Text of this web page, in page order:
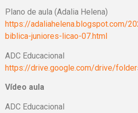
Plano de aula (Adalia Helena)
https://adaliahelena.blogspot.com/
biblica-juniores-licao-07.html
ADC Educacional
https://drive.google.com/drive/
Vídeo aula
ADC Educacional